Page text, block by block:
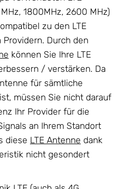
1800MHz, 2600 MHz)
zu den LTE
Durch den
können Sie Ihre LTE
/ verstärken. Da
für sämtliche
müssen Sie nicht darauf
Ihr Provider für die
an Ihrem Standort
diese LTE Antenne dank
nicht gesondert